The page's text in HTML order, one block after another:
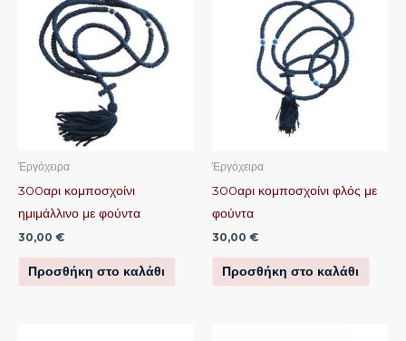
Ἐργόχειρα
300αρι κομποσχοίνι
ημιμάλλινο με φούντα
30,00 €
Προσθήκη στο καλάθι
Ἐργόχειρα
300αρι κομποσχοίνι φλός με
φούντα
30,00 €
Προσθήκη στο καλάθι